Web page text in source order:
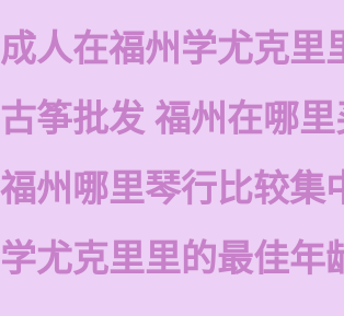
成人在福州学尤克里
古筝批发 福州在哪
福州哪里琴行比较集
学尤克里里的最佳年